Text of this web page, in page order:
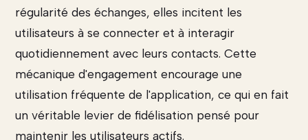
régularité des échanges, elles incitent les
utilisateurs à se connecter et à interagir
quotidiennement avec leurs contacts. Cette
mécanique d'engagement encourage une
utilisation fréquente de l'application, ce qui en fait
un véritable levier de fidélisation pensé pour
maintenir les utilisateurs actifs.